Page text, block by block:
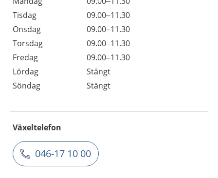
Tisdag
09.00–11.30
Onsdag
09.00–11.30
Torsdag
09.00–11.30
Fredag
09.00–11.30
Lördag
Stängt
Söndag
Stängt
Växeltelefon
046-17 10 00